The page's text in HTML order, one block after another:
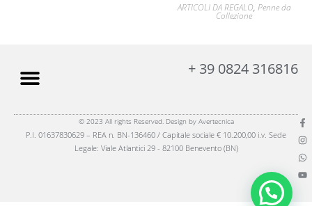
ARTICOLI DA REGALO, Penne da
Collezione
+ 39 0824 316816
© 2023 All rights Reserved. Design by Avertecnica
P.I. 01637830629 – REA n. BN-136460 / Capitale sociale € 10.200,00 i.v. Sede
Legale: Viale Atlantici 29 - 82100 Benevento (BN)